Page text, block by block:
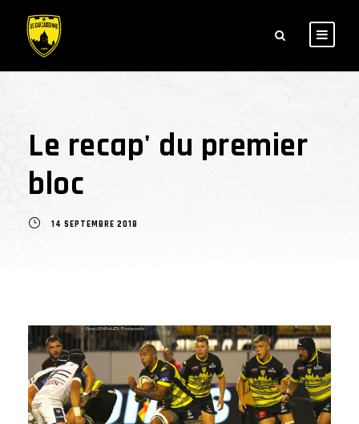
Le recap' du premier
bloc
14 SEPTEMBRE 2018